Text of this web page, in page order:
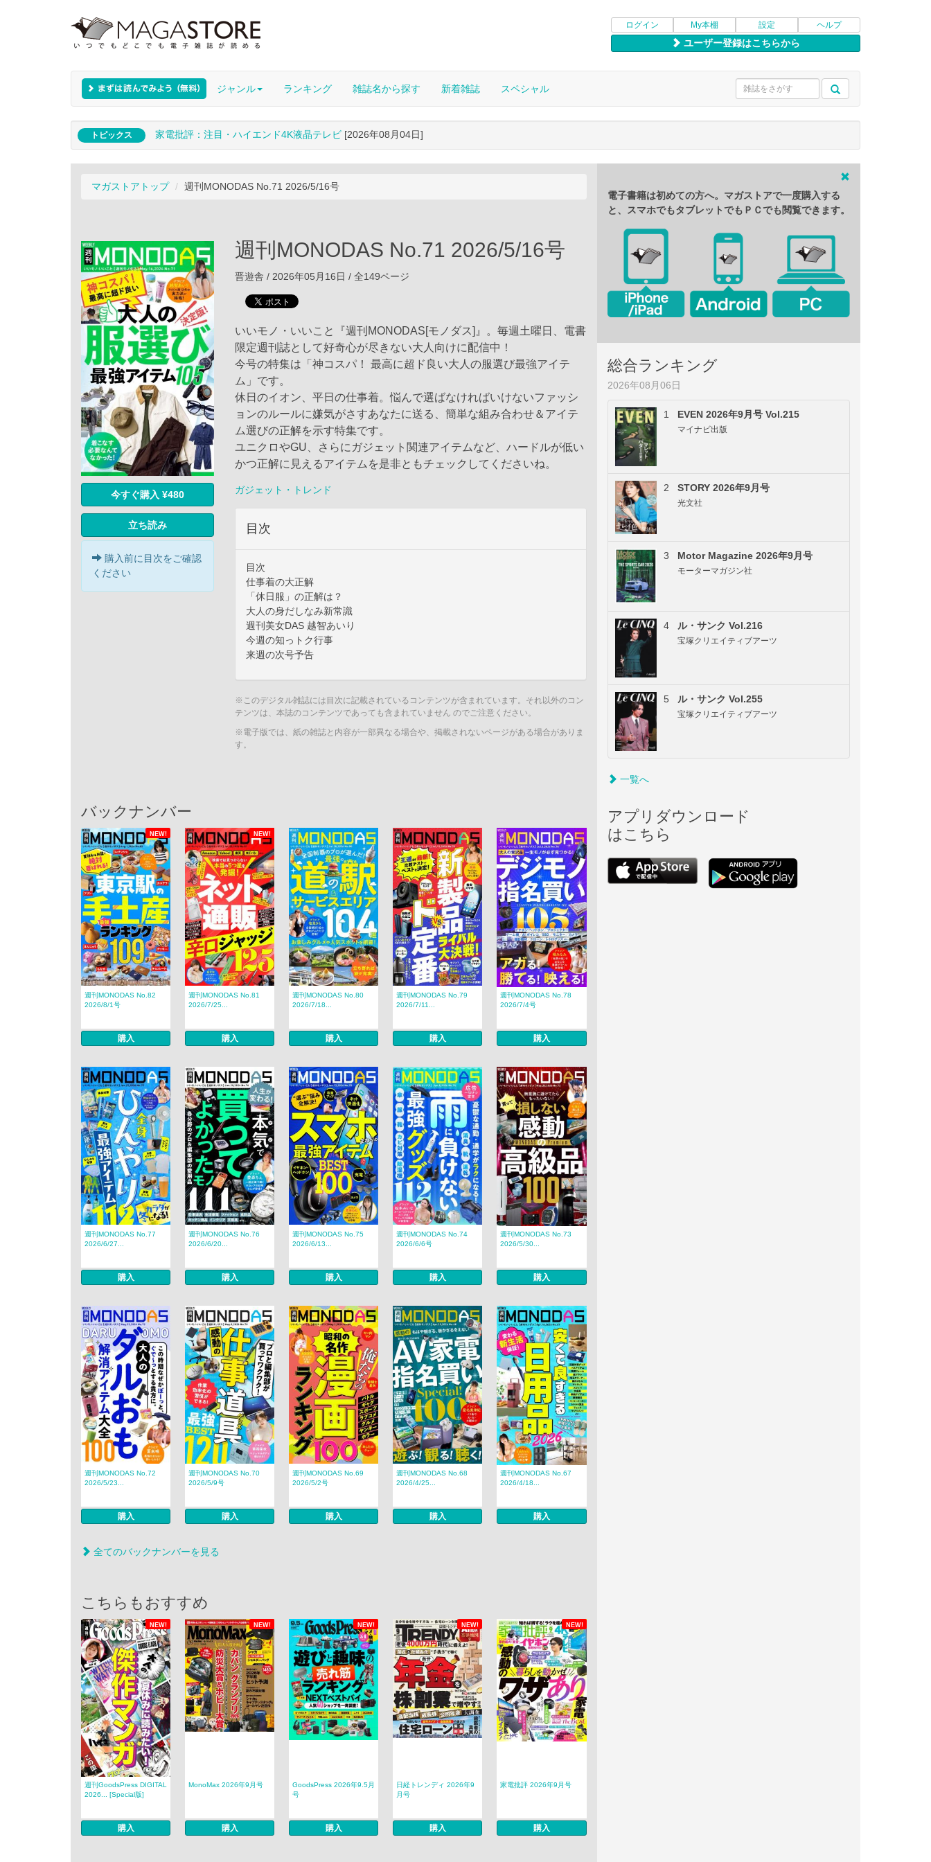
ログイン My本棚 設定 ヘルプ
ユーザー登録はこちらから
ジャンル ランキング 雑誌名から探す 新着雑誌 スペシャル
トピックス 家電批評：注目・ハイエンド4K液晶テレビ [2026年08月04日]
マガストアトップ 週刊MONODAS No.71 2026/5/16号
今すぐ購入 ¥480
立ち読み
購入前に目次をご確認
ください
週刊MONODAS No.71 2026/5/16号
晋遊舎 / 2026年05月16日 / 全149ページ
いいモノ・いいこと『週刊MONODAS[モノダス]』。毎週土曜日、電書
限定週刊誌として好奇心が尽きない大人向けに配信中！
今号の特集は「神コスパ！ 最高に超ド良い大人の服選び最強アイテ
ム」です。
休日のイオン、平日の仕事着。悩んで選ばなければいけないファッシ
ョンのルールに嫌気がさすあなたに送る、簡単な組み合わせ＆アイテ
ム選びの正解を示す特集です。
ユニクロやGU、さらにガジェット関連アイテムなど、ハードルが低い
かつ正解に見えるアイテムを是非ともチェックしてくださいね。
ガジェット・トレンド
目次
目次
仕事着の大正解
「休日服」の正解は？
大人の身だしなみ新常識
週刊美女DAS 越智あいり
今週の知っトク行事
来週の次号予告
※このデジタル雑誌には目次に記載されているコンテンツが含まれています。それ以外のコン
テンツは、本誌のコンテンツであっても含まれていません のでご注意ください。
※電子版では、紙の雑誌と内容が一部異なる場合や、掲載されないページがある場合がありま
す。
バックナンバー
NEW! NEW!
週刊MONODAS No.82
2026/8/1号
購入
週刊MONODAS No.81
2026/7/25...
購入
週刊MONODAS No.80
2026/7/18...
購入
週刊MONODAS No.79
2026/7/11...
購入
週刊MONODAS No.78
2026/7/4号
購入
週刊MONODAS No.77
2026/6/27...
購入
週刊MONODAS No.76
2026/6/20...
購入
週刊MONODAS No.75
2026/6/13...
購入
週刊MONODAS No.74
2026/6/6号
購入
週刊MONODAS No.73
2026/5/30...
購入
週刊MONODAS No.72
2026/5/23...
購入
週刊MONODAS No.70
2026/5/9号
購入
週刊MONODAS No.69
2026/5/2号
購入
週刊MONODAS No.68
2026/4/25...
購入
週刊MONODAS No.67
2026/4/18...
購入
全てのバックナンバーを見る
こちらもおすすめ
NEW! NEW! NEW! NEW! NEW!
週刊GoodsPress DIGITAL
2026... [Special版]
購入
MonoMax 2026年9月号
購入
GoodsPress 2026年9.5月
号
購入
日経トレンディ 2026年9
月号
購入
家電批評 2026年9月号
購入
電子書籍は初めての方へ。マガストアで一度購入する
と、スマホでもタブレットでもＰＣでも閲覧できます。
総合ランキング
2026年08月06日
1 EVEN 2026年9月号 Vol.215
マイナビ出版
2 STORY 2026年9月号
光文社
3 Motor Magazine 2026年9月号
モーターマガジン社
4 ル・サンク Vol.216
宝塚クリエイティブアーツ
5 ル・サンク Vol.255
宝塚クリエイティブアーツ
一覧へ
アプリダウンロード
はこちら